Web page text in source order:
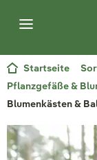
Startseite
Pflanzgefäße &
Blumenkästen &